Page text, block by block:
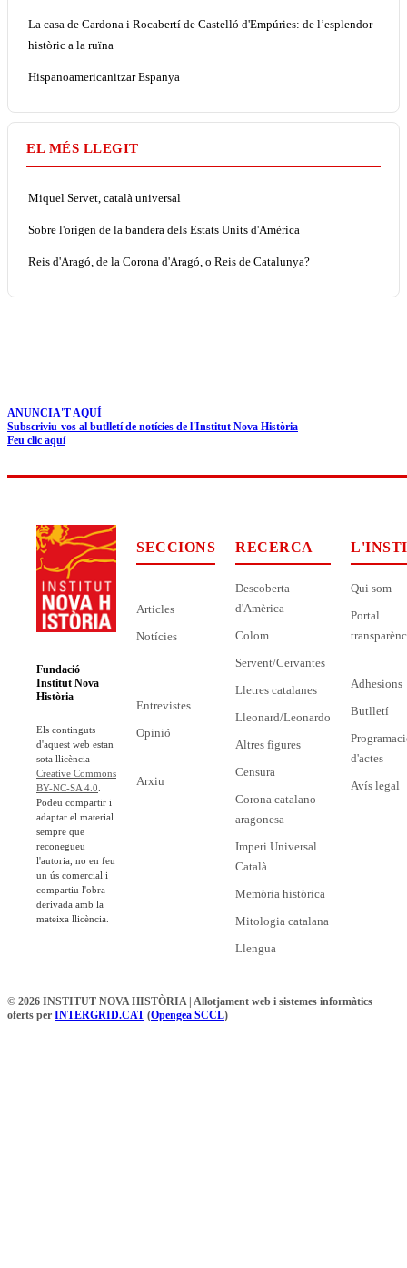
La casa de Cardona i Rocabertí de Castelló d'Empúries: de l’esplendor
històric a la ruïna
Hispanoamericanitzar Espanya
EL MÉS LLEGIT
Miquel Servet, català universal
Sobre l'origen de la bandera dels Estats Units d'Amèrica
Reis d'Aragó, de la Corona d'Aragó, o Reis de Catalunya?
ANUNCIA'T AQUÍ
Subscriviu-vos al butlletí de notícies de l'Institut Nova Història
Feu clic aquí
Fundació
Institut Nova
Història
Els continguts
d'aquest web estan
sota llicència
Creative Commons
BY-NC-SA 4.0
Podeu compartir i
adaptar el material
sempre que
reconegueu
l'autoria, no en feu
un ús comercial i
compartiu l'obra
derivada amb la
mateixa llicència.
SECCIONS
Articles
Notícies
Entrevistes
Opinió
Arxiu
RECERCA
Descoberta
d'Amèrica
Colom
Servent/Cervantes
Lletres catalanes
Lleonard/Leonardo
Altres figures
Censura
Corona catalano-
aragonesa
Imperi Universal
Català
Memòria històrica
Mitologia catalana
Llengua
Qui som
Portal
Adhesions
Butlletí
d'actes
Avís legal
© 2026 INSTITUT NOVA HISTÒRIA | Allotjament web i sistemes informàtics
oferts per INTERGRID.CAT (Opengea SCCL)